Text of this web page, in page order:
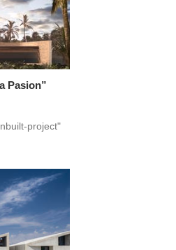
Pasion”
project"